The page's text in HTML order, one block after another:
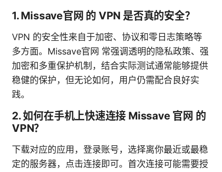
1. Missave官网 的 VPN 是否真的安全？
VPN 的安全性来自于加密、协议和零日志策略等
多方面。Missave官网 常强调透明的隐私政策、强
加密和多重保护机制，结合实际测试通常能够提供
稳健的保护，但无论如何，用户仍需配合良好实
践。
2. 如何在手机上快速连接 Missave 官网 的
VPN？
下载对应的应用，登录账号，选择离你最近或最稳
定的服务器，点击连接即可。首次连接可能需要授